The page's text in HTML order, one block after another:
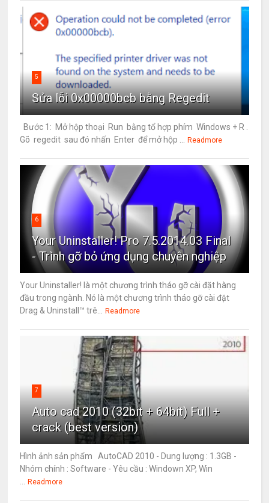
5
Sửa lỗi 0x00000bcb bằng Regedit
Bước 1: Mở hộp thoại Run bằng tổ hợp phím Windows + R .
Gõ regedit sau đó nhấn Enter để mở hộp ... Readmore
6
Your Uninstaller! Pro 7.5.2014.03 Final
- Trình gỡ bỏ ứng dụng chuyên nghiệp
Your Uninstaller! là một chương trình tháo gỡ cài đặt hàng
đầu trong ngành. Nó là một chương trình tháo gỡ cài đặt
Drag & Uninstall™ trê... Readmore
7
Auto cad 2010 (32bit + 64bit) Full +
crack (best version)
Hình ảnh sản phẩm AutoCAD 2010 - Dung lượng : 1.3GB -
Nhóm chính : Software - Yêu cầu : Windown XP, Win
... Readmore